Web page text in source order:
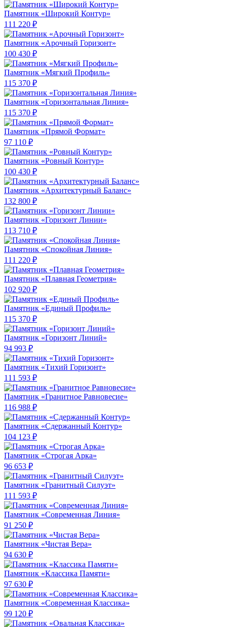
Памятник «Широкий Контур»
111 220 ₽
Памятник «Арочный Горизонт»
100 430 ₽
Памятник «Мягкий Профиль»
115 370 ₽
Памятник «Горизонтальная Линия»
115 370 ₽
Памятник «Прямой Формат»
97 110 ₽
Памятник «Ровный Контур»
100 430 ₽
Памятник «Архитектурный Баланс»
132 800 ₽
Памятник «Горизонт Линии»
113 710 ₽
Памятник «Спокойная Линия»
111 220 ₽
Памятник «Плавная Геометрия»
102 920 ₽
Памятник «Единый Профиль»
115 370 ₽
Памятник «Горизонт Линий»
94 993 ₽
Памятник «Тихий Горизонт»
111 593 ₽
Памятник «Гранитное Равновесие»
116 988 ₽
Памятник «Сдержанный Контур»
104 123 ₽
Памятник «Строгая Арка»
96 653 ₽
Памятник «Гранитный Силуэт»
111 593 ₽
Памятник «Современная Линия»
91 250 ₽
Памятник «Чистая Вера»
94 630 ₽
Памятник «Классика Памяти»
97 630 ₽
Памятник «Современная Классика»
99 120 ₽